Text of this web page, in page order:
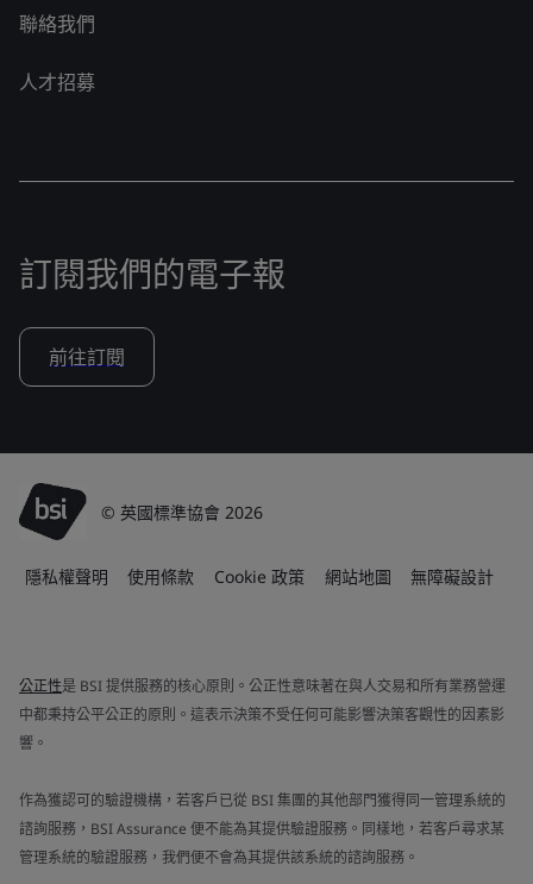
聯絡我們
人才招募
訂閱我們的電子報
前往訂閱
© 英國標準協會 2026
隱私權聲明 使用條款 Cookie 政策 網站地圖 無障礙設計
公正性是 BSI 提供服務的核心原則。公正性意味著在與人交易和所有業務營運
中都秉持公平公正的原則。這表示決策不受任何可能影響決策客觀性的因素影
響。
作為獲認可的驗證機構，若客戶已從 BSI 集團的其他部門獲得同一管理系統的
諮詢服務，BSI Assurance 便不能為其提供驗證服務。同樣地，若客戶尋求某
管理系統的驗證服務，我們便不會為其提供該系統的諮詢服務。